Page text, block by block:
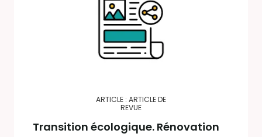
ARTICLE : ARTICLE DE
REVUE
Transition écologique. Rénovation